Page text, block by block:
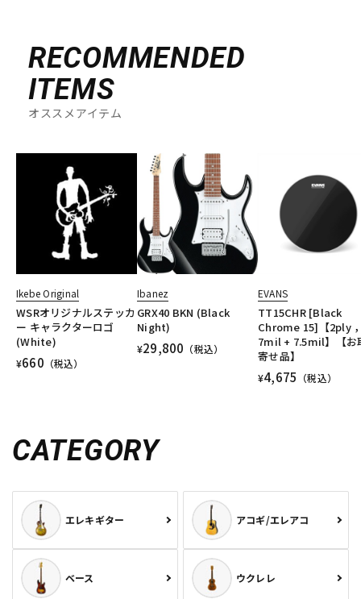
RECOMMENDED
ITEMS
オススメアイテム
Ikebe Original
WSRオリジナルステッカ
ー キャラクターロゴ
(White)
¥660 （税込）
Ibanez
GRX40 BKN (Black
Night)
¥29,800 （税込）
EVANS
TT15CHR [Black
Chrome 15]【2ply
7mil + 7.5mil】【お
寄せ品】
¥4,675 （税込）
CATEGORY
エレキギター アコギ/エレアコ
ベース ウクレレ